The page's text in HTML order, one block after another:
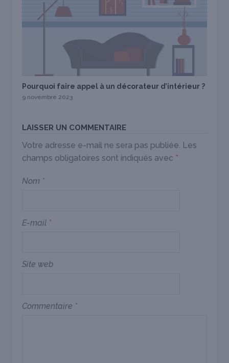
Pourquoi faire appel à un décorateur d’intérieur ?
9 novembre 2023
LAISSER UN COMMENTAIRE
Votre adresse e-mail ne sera pas publiée. Les
champs obligatoires sont indiqués avec *
Nom *
E-mail *
Site web
Commentaire *